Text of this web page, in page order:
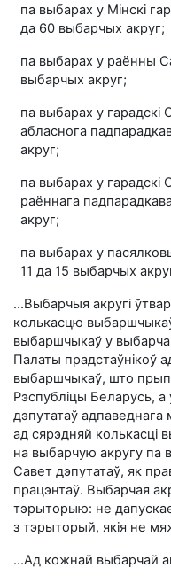
па выбарах у Мінскі
да 60 выбарчых акруг;
па выбарах у раённы
выбарчых акруг;
па выбарах у гарадскі
абласнога
акруг;
па выбарах у гарадскі
раённага
акруг;
па выбарах у
11 да 15 выбарчых
...Выбарчыя акругі
колькасцю
выбаршчыкаў у
Палаты прадстаўнікоў
выбаршчыкаў, што
Рэспубліцы Беларусь,
дэпутатаў
ад сярэдняй
на выбарчую акругу па
Савет дэпутатаў, як
працэнтаў. Выбарчая
тэрыторыю: не
з тэрыторый, якія не
…Ад кожнай выбарчай